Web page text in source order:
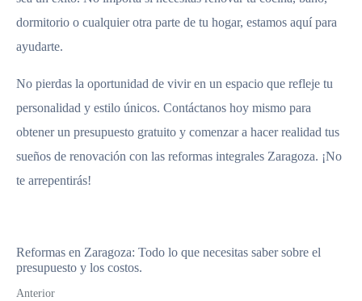
dormitorio o cualquier otra parte de tu hogar, estamos aquí para
ayudarte.
No pierdas la oportunidad de vivir en un espacio que refleje tu
personalidad y estilo únicos. Contáctanos hoy mismo para
obtener un presupuesto gratuito y comenzar a hacer realidad tus
sueños de renovación con las reformas integrales Zaragoza. ¡No
te arrepentirás!
Reformas en Zaragoza: Todo lo que necesitas saber sobre el
presupuesto y los costos.
Anterior